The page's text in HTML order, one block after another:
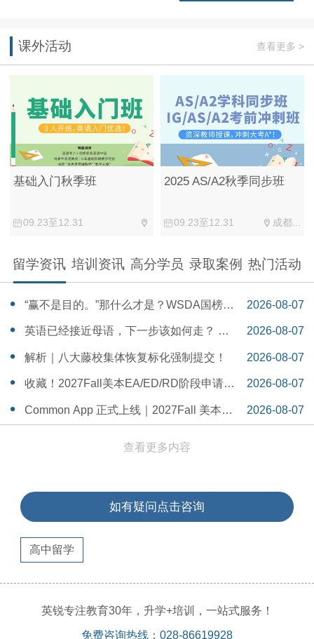
课外活动 查看更多 >
基础入门秋季班
09.23至12.31
2025 AS/A2秋季同步班
09.23至12.31 成都...
留学资讯 培训资讯 高分学员 录取案例 热门活动
“赢不是目的。”那什么才是？WSDA国榜第
一Serena给出她的回答
2026-08-07
14:55:58
英语已经接近母语，下一步该如何走？ 一
个WSDA冠军少年的成长答案
2026-08-07
14:42:48
解析｜八大藤校集体恢复标化强制提交！
2026-08-07
14:26:40
收藏！2027Fall美本EA/ED/RD阶段申请截
止日期汇总！
2026-08-07
14:20:11
Common App 正式上线｜2027Fall 美本申
2026-08-07
查看更多内容
如有疑问点击咨询
高中留学
英锐专注教育30年，升学+培训，一站式服务！
免费咨询热线：028-86619928